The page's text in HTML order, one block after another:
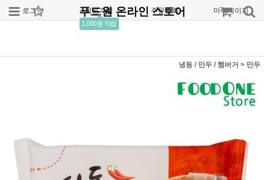
로그인 회원가입
1,000원 적립
주문조회 마이페이지
푸드원 온라인 스토어
냉동 / 만두 / 햄버거 > 만두